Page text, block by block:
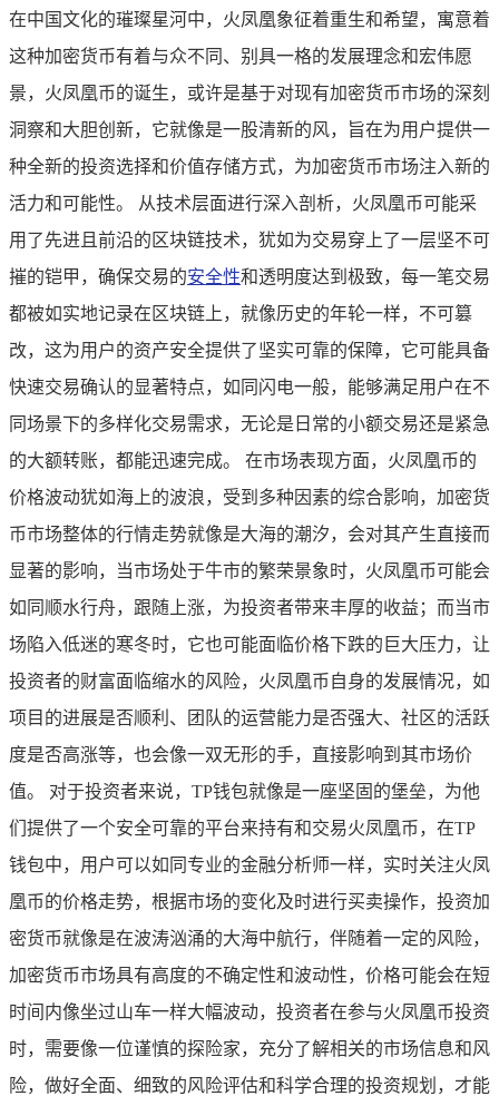
在中国文化的璀璨星河中，火凤凰象征着重生和希望，寓意着
这种加密货币有着与众不同、别具一格的发展理念和宏伟愿
景，火凤凰币的诞生，或许是基于对现有加密货币市场的深刻
洞察和大胆创新，它就像是一股清新的风，旨在为用户提供一
种全新的投资选择和价值存储方式，为加密货币市场注入新的
活力和可能性。 从技术层面进行深入剖析，火凤凰币可能采
用了先进且前沿的区块链技术，犹如为交易穿上了一层坚不可
摧的铠甲，确保交易的安全性和透明度达到极致，每一笔交易
都被如实地记录在区块链上，就像历史的年轮一样，不可篡
改，这为用户的资产安全提供了坚实可靠的保障，它可能具备
快速交易确认的显著特点，如同闪电一般，能够满足用户在不
同场景下的多样化交易需求，无论是日常的小额交易还是紧急
的大额转账，都能迅速完成。 在市场表现方面，火凤凰币的
价格波动犹如海上的波浪，受到多种因素的综合影响，加密货
币市场整体的行情走势就像是大海的潮汐，会对其产生直接而
显著的影响，当市场处于牛市的繁荣景象时，火凤凰币可能会
如同顺水行舟，跟随上涨，为投资者带来丰厚的收益；而当市
场陷入低迷的寒冬时，它也可能面临价格下跌的巨大压力，让
投资者的财富面临缩水的风险，火凤凰币自身的发展情况，如
项目的进展是否顺利、团队的运营能力是否强大、社区的活跃
度是否高涨等，也会像一双无形的手，直接影响到其市场价
值。 对于投资者来说，TP钱包就像是一座坚固的堡垒，为他
们提供了一个安全可靠的平台来持有和交易火凤凰币，在TP
钱包中，用户可以如同专业的金融分析师一样，实时关注火凤
凰币的价格走势，根据市场的变化及时进行买卖操作，投资加
密货币就像是在波涛汹涌的大海中航行，伴随着一定的风险，
加密货币市场具有高度的不确定性和波动性，价格可能会在短
时间内像坐过山车一样大幅波动，投资者在参与火凤凰币投资
时，需要像一位谨慎的探险家，充分了解相关的市场信息和风
险，做好全面、细致的风险评估和科学合理的投资规划，才能